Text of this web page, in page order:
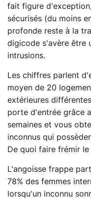
fait figure
sécurisés (du moins
profonde reste à la
digicode s'avère être
intrusions.
Les chiffres parlent
moyen de 20
extérieures
porte d'entrée grâce
semaines et vous
inconnus qui
De quoi faire frémir
L'angoisse frappe
78% des femmes
lorsqu'un inconnu